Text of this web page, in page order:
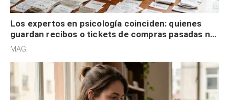
Los expertos en psicología coinciden: quienes
guardan recibos o tickets de compras pasadas no
son acumuladores, sino que tienen necesidad de
MAG.